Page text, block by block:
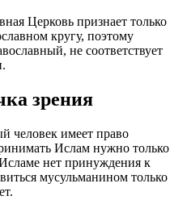
Церковь признает только
кругу, поэтому
не соответствует
зрения
человек имеет право
Ислам нужно только
нет принуждения к
мусульманином только